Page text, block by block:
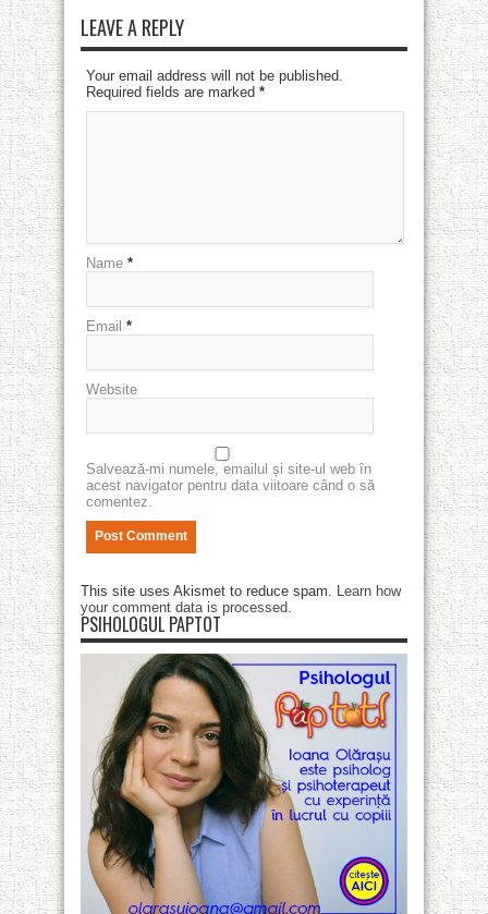
LEAVE A REPLY
Your email address will not be published.
Required fields are marked *
Name *
Email *
Website
Salvează-mi numele, emailul și site-ul web în
acest navigator pentru data viitoare când o să
comentez.
This site uses Akismet to reduce spam.
Learn how
your comment data is processed
PSIHOLOGUL PAPTOT